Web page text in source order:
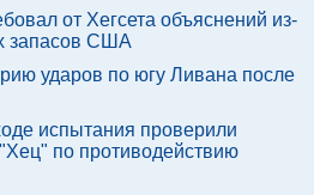
от Хегсета объяснений из-
запасов США
ударов по югу Ливана после
испытания проверили
по противодействию